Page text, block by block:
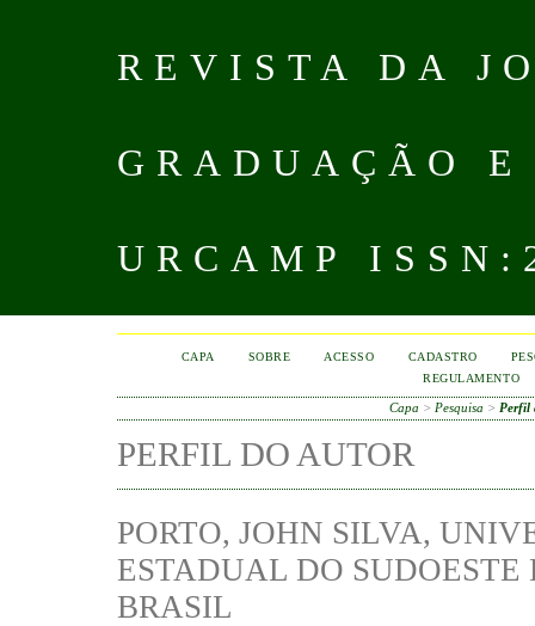
REVISTA DA
GRADUAÇÃO
URCAMP
CAPA SOBRE ACESSO CADASTRO
REGULAMENTO
Capa > Pesquisa > Perfil
PERFIL DO AUTOR
PORTO, JOHN SILVA,
ESTADUAL DO
BRASIL